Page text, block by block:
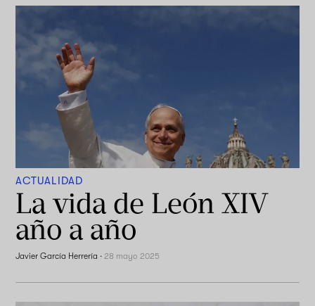
ACTUALIDAD
La vida de León XIV
año a año
Javier García Herrería ·28 mayo 2025